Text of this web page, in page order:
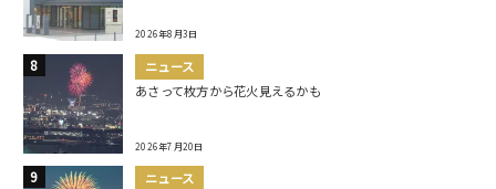
2026年8月3日
ニュース
あさって枚方から花火見えるかも
2026年7月20日
ニュース